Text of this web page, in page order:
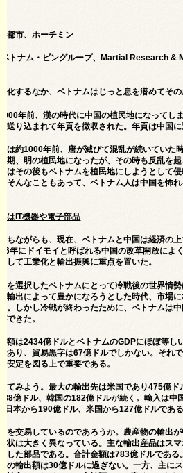
都市、ホーチミン
ベトナム・ビングループ、Martial Research &
化するなか、ベトナムはじっと息を潜めてその
年前、漢の時代に中国の植民地になってし
送り込まれて年貢を徴収された。年貢は中国に
は約1000年前、唐が滅びて混乱が続いていた
期、明の植民地になったが、その時も反乱を
はその後もベトナムを植民地にしようとして
そんなこともあって、ベトナム人は中国を怖
はIT機器や電子部品
ちながらも、現在、ベトナムと中国は経済の上
年にドイモイと呼ばれる中国の改革開放によ
して工業化と輸出振興に重点を置いた。
を選択したベトナムにとって冷戦後の世界情
輸出によって豊かになろうとした時代、市場
。しかし冷戦が終わったために、ベトナムは
できた。
額は2434億ドルとベトナムのGDPにほぼ等し
あり、貿易黒字は67億ドルでしかない。それ
安定を図る上で重要である。
てみよう。最大の輸出先は米国であり475億
億ドル、韓国の182億ドルが続く。輸入は中
日本から190億ドル、米国から127億ドルである
を交易しているのであろうか。農産物の輸出
状は大きく異なっている。主な輸出産品はス
した部品である。合計金額は783億ドルである
の輸出額は30億ドルに過ぎない。一方、主に